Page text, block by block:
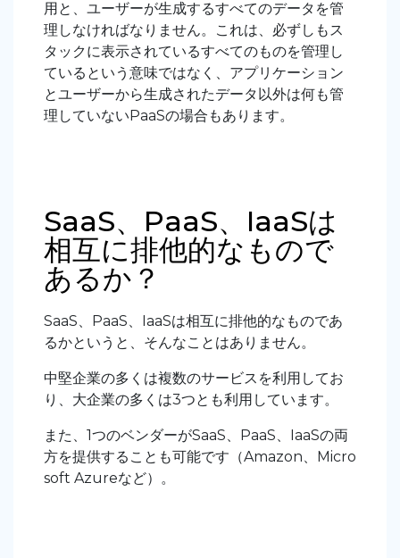
用と、ユーザーが生成するすべてのデータを管
理しなければなりません。これは、必ずしもス
タックに表示されているすべてのものを管理し
ているという意味ではなく、アプリケーション
とユーザーから生成されたデータ以外は何も管
理していないPaaSの場合もあります。
SaaS、PaaS、IaaSは
相互に排他的なもので
あるか？
SaaS、PaaS、IaaSは相互に排他的なものであ
るかというと、そんなことはありません。
中堅企業の多くは複数のサービスを利用してお
り、大企業の多くは3つとも利用しています。
また、1つのベンダーがSaaS、PaaS、IaaSの両
方を提供することも可能です（Amazon、Micro
soft Azureなど）。